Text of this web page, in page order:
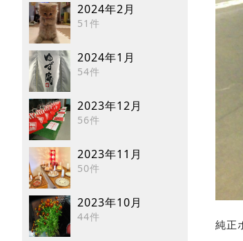
2024年2月
51件
2024年1月
54件
2023年12月
56件
2023年11月
50件
2023年10月
44件
純正